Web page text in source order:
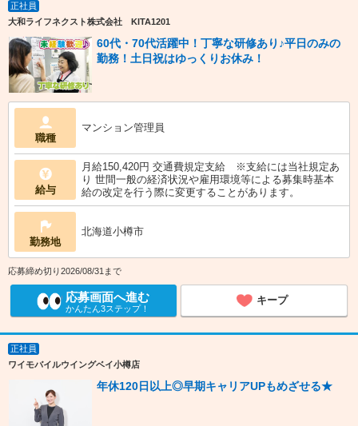
正社員
大和ライフネクスト株式会社 KITA1201
60代・70代活躍中！丁寧な研修あり♪平日のみの
勤務！土日祝はゆっくりお休み！
職種
マンション管理員
給与
月給150,420円 交通費規定支給 ※支給には当社規定あ
り 世間一般の経済状況や雇用環境等による募集時基本
給の改定を行う際に変更することがあります。
勤務地
北海道小樽市
応募締め切り2026/08/31まで
応募画面へ進む
かんたん3ステップ！
キープ
正社員
ワイモバイルウイングベイ小樽店
年休120日以上◎早期キャリアUPもめざせる★